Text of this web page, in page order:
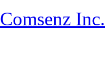
Comsenz Inc.